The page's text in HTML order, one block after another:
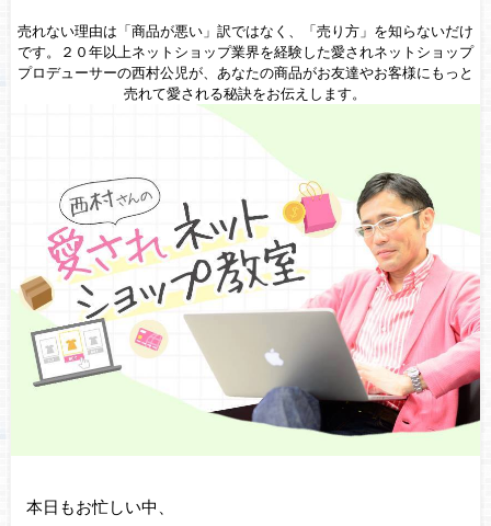
売れない理由は「商品が悪い」訳ではなく、「売り方」を知らないだけ
です。２０年以上ネットショップ業界を経験した愛されネットショップ
プロデューサーの西村公児が、あなたの商品がお友達やお客様にもっと
売れて愛される秘訣をお伝えします。
本日もお忙しい中、